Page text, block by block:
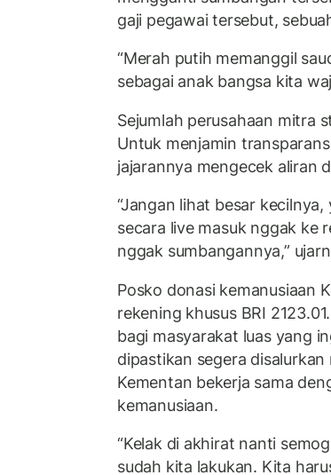
gaji pegawai tersebut,
“Merah putih memanggil
sebagai anak bangsa kita
Sejumlah perusahaan mitra
Untuk menjamin
jajarannya mengecek aliran
“Jangan lihat besar
secara live masuk nggak ke
nggak sumbangannya,”
Posko donasi kemanusiaan
rekening khusus BRI
bagi masyarakat luas yang
dipastikan segera
Kementan bekerja sama
kemanusiaan.
“Kelak di akhirat nanti
sudah kita lakukan. Kita